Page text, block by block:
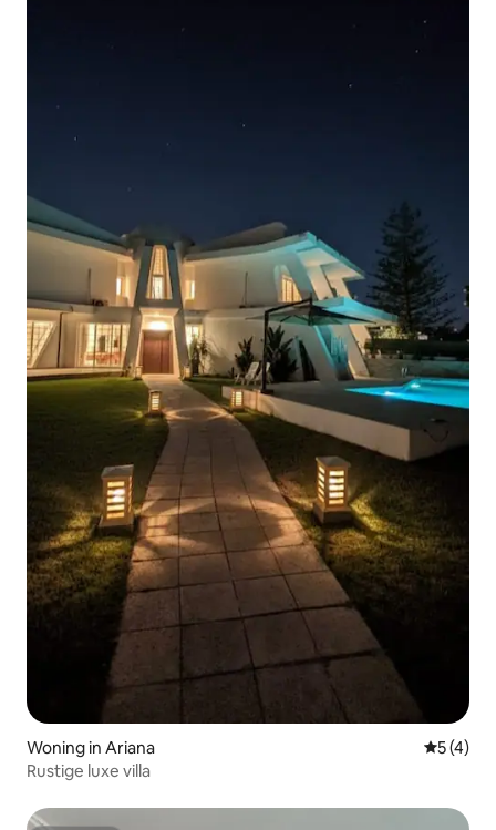
Woning in Ariana
5 (4)
Rustige luxe villa